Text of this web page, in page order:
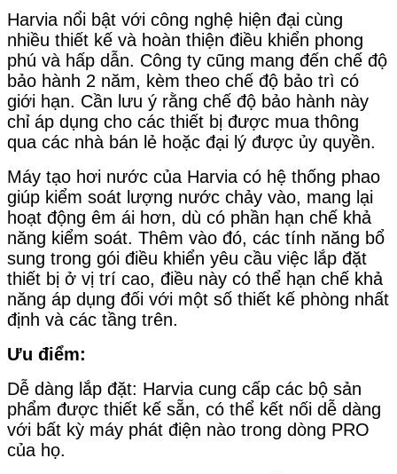
Harvia nổi bật với công nghệ hiện đại cùng
nhiều thiết kế và hoàn thiện điều khiển phong
phú và hấp dẫn. Công ty cũng mang đến chế độ
bảo hành 2 năm, kèm theo chế độ bảo trì có
giới hạn. Cần lưu ý rằng chế độ bảo hành này
chỉ áp dụng cho các thiết bị được mua thông
qua các nhà bán lẻ hoặc đại lý được ủy quyền.
Máy tạo hơi nước của Harvia có hệ thống phao
giúp kiểm soát lượng nước chảy vào, mang lại
hoạt động êm ái hơn, dù có phần hạn chế khả
năng kiểm soát. Thêm vào đó, các tính năng bổ
sung trong gói điều khiển yêu cầu việc lắp đặt
thiết bị ở vị trí cao, điều này có thể hạn chế khả
năng áp dụng đối với một số thiết kế phòng nhất
định và các tầng trên.
Ưu điểm:
Dễ dàng lắp đặt: Harvia cung cấp các bộ sản
phẩm được thiết kế sẵn, có thể kết nối dễ dàng
với bất kỳ máy phát điện nào trong dòng PRO
của họ.